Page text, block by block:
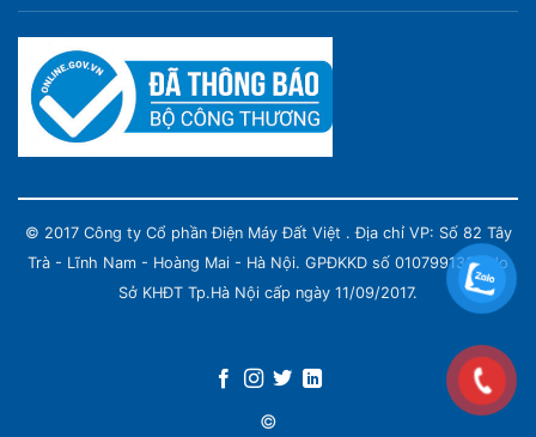
© 2017 Công ty Cổ phần Điện Máy Đất Việt . Địa chỉ VP: Số 82 Tây
Trà - Lĩnh Nam - Hoàng Mai - Hà Nội. GPĐKKD số 0107991339 do
Sở KHĐT Tp.Hà Nội cấp ngày 11/09/2017.
©